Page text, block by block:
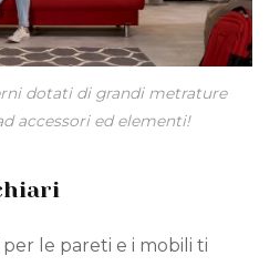
dotati di grandi metrature
accessori ed elementi!
le pareti e i mobili ti